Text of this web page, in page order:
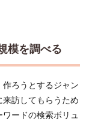
模を調べる
ろうとするジャン
来訪してもらうため
ードの検索ボリュ